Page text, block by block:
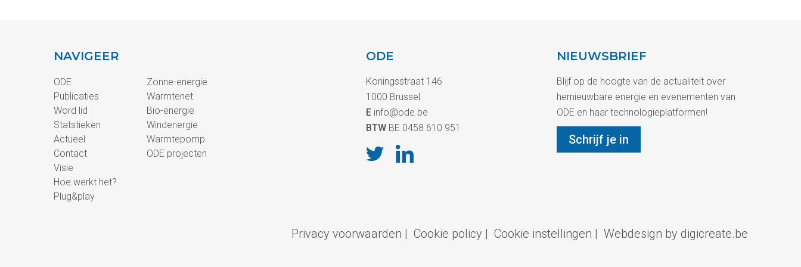
NAVIGEER
ODE
Publicaties
Word lid
Statstieken
Actueel
Contact
Visie
Hoe werkt het?
Plug&play
Zonne-energie
Warmtenet
Bio-energie
Windenergie
Warmtepomp
ODE projecten
ODE
Koningsstraat 146
1000 Brussel
Einfo@ode.be
BTW BE 0458 610 951
NIEUWSBRIEF
Blijf op de hoogte van de actualiteit over
hernieuwbare energie en evenementen van
ODE en haar technologieplatformen!
Schrijf je in
Privacy voorwaarden | Cookie policy | Cookie instellingen | Webdesign by digicreate.be